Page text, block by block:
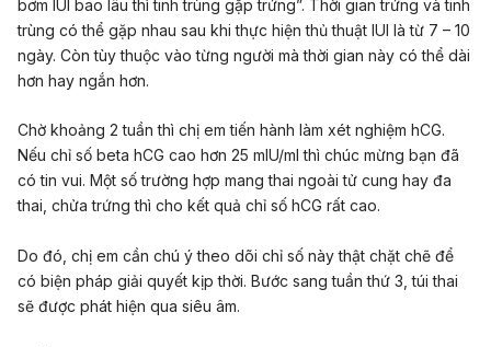
bơm IUI bao lâu thì tinh trùng gặp trứng”. Thời gian trứng và tinh
trùng có thể gặp nhau sau khi thực hiện thủ thuật IUI là từ 7 – 10
ngày. Còn tùy thuộc vào từng người mà thời gian này có thể dài
hơn hay ngắn hơn.
Chờ khoảng 2 tuần thì chị em tiến hành làm xét nghiệm hCG.
Nếu chỉ số beta hCG cao hơn 25 mIU/ml thì chúc mừng bạn đã
có tin vui. Một số trường hợp mang thai ngoài tử cung hay đa
thai, chửa trứng thì cho kết quả chỉ số hCG rất cao.
Do đó, chị em cần chú ý theo dõi chỉ số này thật chặt chẽ để
có biện pháp giải quyết kịp thời. Bước sang tuần thứ 3, túi thai
sẽ được phát hiện qua siêu âm.